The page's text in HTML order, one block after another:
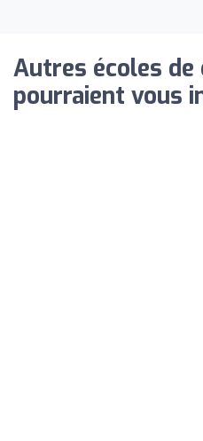
Autres écoles de
pourraient vous